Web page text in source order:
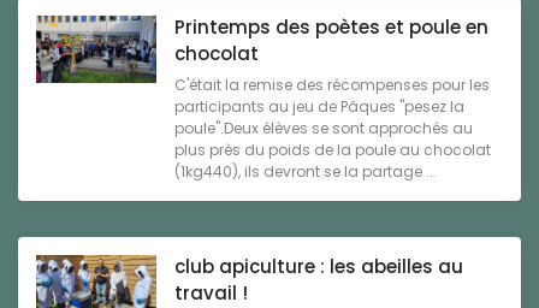
Printemps des poètes et poule en
chocolat
C'était la remise des récompenses pour les
participants au jeu de Pâques "pesez la
poule".Deux élèves se sont approchés au
plus près du poids de la poule au chocolat
(1kg440), ils devront se la partage ...
club apiculture : les abeilles au
travail !